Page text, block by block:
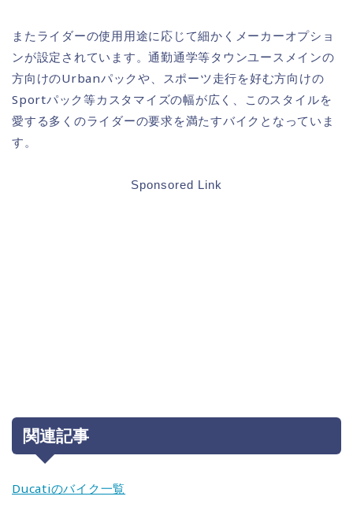
またライダーの使用用途に応じて細かくメーカーオプショ
ンが設定されています。通勤通学等タウンユースメインの
方向けのUrbanパックや、スポーツ走行を好む方向けの
Sportパック等カスタマイズの幅が広く、このスタイルを
愛する多くのライダーの要求を満たすバイクとなっていま
す。
Sponsored Link
関連記事
Ducatiのバイク一覧